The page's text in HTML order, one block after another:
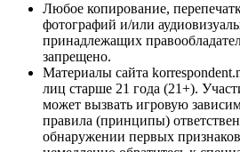
Любое копирование,
фотографий и/или
принадлежащих
запрещено.
Материалы сайта
лиц старше 21 года (21+).
может вызвать игровую
правила (принципы)
обнаружении первых